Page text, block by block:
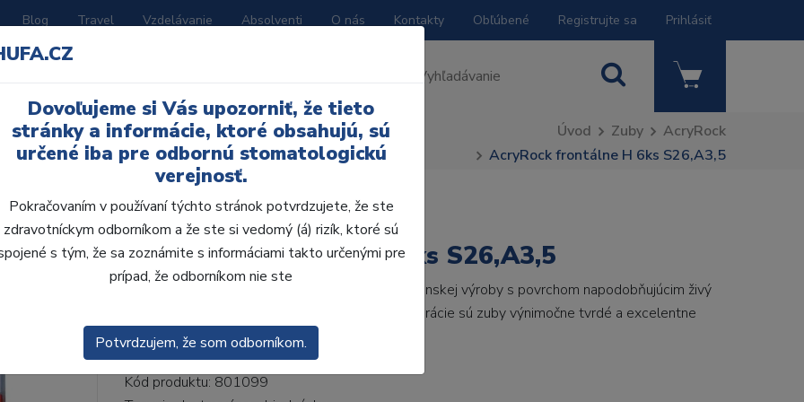
Blog Travel Vzdelávanie Absolventi O nás Kontakty Obľúbené Registrujte sa Prihlásiť
H 6ks S26,A3,5 Úvod Zuby
AcryRock
AcryRock frontálne H 6ks S26,A3,5
AcryRock frontálne H 6ks S26,A3,5
• Dvojvrstvové veľmi estetické živičné zuby talianskej výroby s povrchom napodobňujúcim živý
zub.• Vďaka použitiu špeciálnej živice novej generácie sú zuby výnimočne tvrdé a excelentne
odolávajú ab...ZOBRAZIT VÍCE
Kód produktu: 801099
Dovoľujeme si Vás upozorniť, že tieto
stránky a informácie, ktoré obsahujú, sú
určené iba pre odbornú stomatologickú
verejnosť.
Pokračovaním v používaní týchto stránok potvrdzujete, že ste
zdravotníckym odborníkom a že ste si vedomý (á) rizík, ktoré sú
s tým, že sa zoznámite s informáciami takto určenými pre
prípad, že odborníkom nie ste
Potvrdzujem, že som odborníkom.